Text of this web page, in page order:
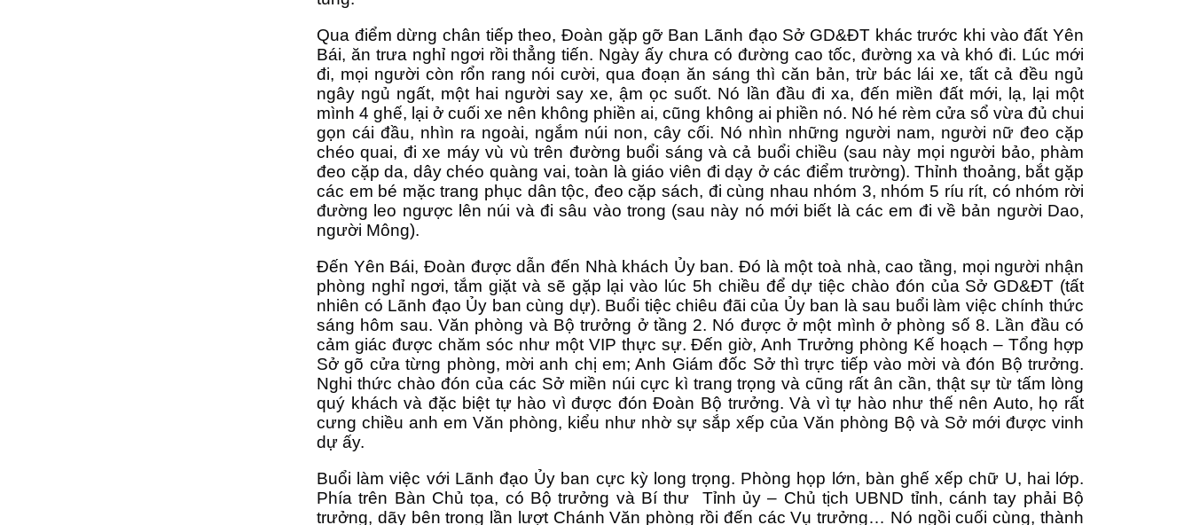
Qua điểm dừng chân tiếp theo, Đoàn gặp gỡ Ban Lãnh đạo Sở GD&ĐT khác trước khi vào đất Yên
Bái, ăn trưa nghỉ ngơi rồi thẳng tiến. Ngày ấy chưa có đường cao tốc, đường xa và khó đi. Lúc mới
đi, mọi người còn rổn rang nói cười, qua đoạn ăn sáng thì căn bản, trừ bác lái xe, tất cả đều ngủ
ngây ngủ ngất, một hai người say xe, ậm ọc suốt. Nó lần đầu đi xa, đến miền đất mới, lạ, lại một
mình 4 ghế, lại ở cuối xe nên không phiền ai, cũng không ai phiền nó. Nó hé rèm cửa sổ vừa đủ chui
gọn cái đầu, nhìn ra ngoài, ngắm núi non, cây cối. Nó nhìn những người nam, người nữ đeo cặp
chéo quai, đi xe máy vù vù trên đường buổi sáng và cả buổi chiều (sau này mọi người bảo, phàm
đeo cặp da, dây chéo quàng vai, toàn là giáo viên đi dạy ở các điểm trường). Thỉnh thoảng, bắt gặp
các em bé mặc trang phục dân tộc, đeo cặp sách, đi cùng nhau nhóm 3, nhóm 5 ríu rít, có nhóm rời
đường leo ngược lên núi và đi sâu vào trong (sau này nó mới biết là các em đi về bản người Dao,
người Mông).
Đến Yên Bái, Đoàn được dẫn đến Nhà khách Ủy ban. Đó là một toà nhà, cao tầng, mọi người nhận
phòng nghỉ ngơi, tắm giặt và sẽ gặp lại vào lúc 5h chiều để dự tiệc chào đón của Sở GD&ĐT (tất
nhiên có Lãnh đạo Ủy ban cùng dự). Buổi tiệc chiêu đãi của Ủy ban là sau buổi làm việc chính thức
sáng hôm sau. Văn phòng và Bộ trưởng ở tầng 2. Nó được ở một mình ở phòng số 8. Lần đầu có
cảm giác được chăm sóc như một VIP thực sự. Đến giờ, Anh Trưởng phòng Kế hoạch – Tổng hợp
Sở gõ cửa từng phòng, mời anh chị em; Anh Giám đốc Sở thì trực tiếp vào mời và đón Bộ trưởng.
Nghi thức chào đón của các Sở miền núi cực kì trang trọng và cũng rất ân cần, thật sự từ tấm lòng
quý khách và đặc biệt tự hào vì được đón Đoàn Bộ trưởng. Và vì tự hào như thế nên Auto, họ rất
cưng chiều anh em Văn phòng, kiểu như nhờ sự sắp xếp của Văn phòng Bộ và Sở mới được vinh
dự ấy.
Buổi làm việc với Lãnh đạo Ủy ban cực kỳ long trọng. Phòng họp lớn, bàn ghế xếp chữ U, hai lớp.
Phía trên Bàn Chủ tọa, có Bộ trưởng và Bí thư Tỉnh ủy – Chủ tịch UBND tỉnh, cánh tay phải Bộ
trưởng, dãy bên trong lần lượt Chánh Văn phòng rồi đến các Vụ trưởng… Nó ngồi cuối cùng, thành